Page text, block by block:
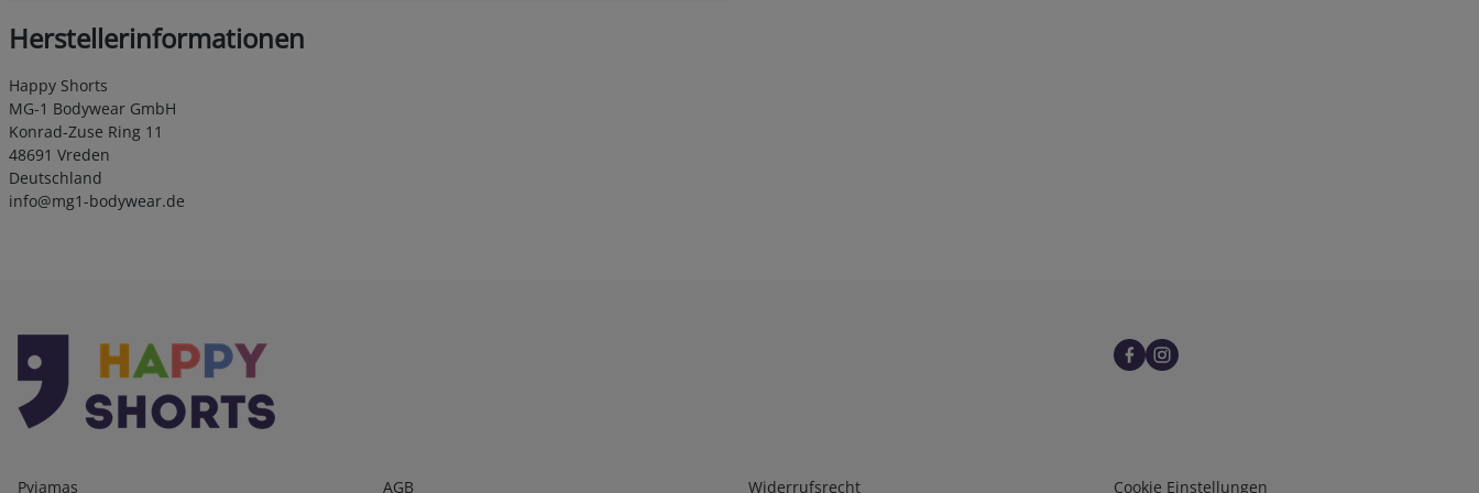
Herstellerinformationen
Happy Shorts
MG-1 Bodywear GmbH
Konrad-Zuse Ring 11
48691 Vreden
Deutschland
info@mg1-bodywear.de
Kategorien
Pyjamas Infos 1
AGB Infos 2
Widerrufsrecht Infos 3
Cookie Einstellungen